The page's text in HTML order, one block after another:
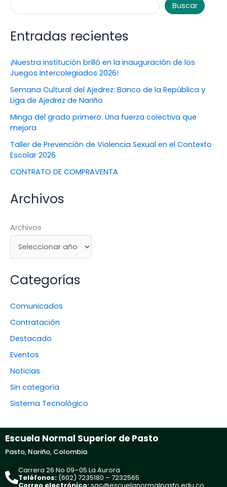
Buscar
Entradas recientes
¡Nuestra institución brilló en la inauguración de los
Juegos Intercolegiados 2026!
Semana Cultural del Ajedrez: Banco de la República y
Liga de Ajedrez de Nariño
Minga del grado primero: Una fuerza colectiva que
mejora
Taller de Prevención de Violencia Sexual en el Contexto
Escolar 2026
CONTRATO DE COMPRAVENTA
Archivos
Archivos
Categorías
Comunicados
Contratación
Destacado
Eventos
Noticias
Sin categoría
Sistema Tecnológico
Escuela Normal Superior de Pasto
Pasto, Nariño, Colombia
Carrera 26 No 09–05 La Aurora
Teléfonos: (602) 7235180 – 7232565
Correo electrónico:sac@escuelanormalpasto.edu.co